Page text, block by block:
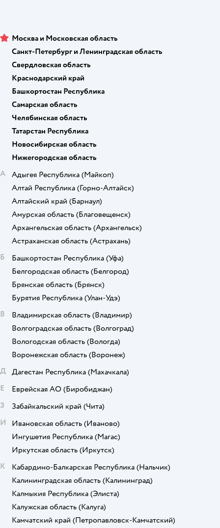
Москва и Московская область
Санкт-Петербург и Ленинградская область
Свердловская область
Краснодарский край
Башкортостан Республика
Самарская область
Челябинская область
Татарстан Республика
Новосибирская область
Нижегородская область
А
Адыгея Республика (Майкоп)
Алтай Республика (Горно-Алтайск)
Алтайский край (Барнаул)
Амурская область (Благовещенск)
Архангельская область (Архангельск)
Астраханская область (Астрахань)
Б
Башкортостан Республика (Уфа)
Белгородская область (Белгород)
Брянская область (Брянск)
Бурятия Республика (Улан-Удэ)
В
Владимирская область (Владимир)
Волгоградская область (Волгоград)
Вологодская область (Вологда)
Воронежская область (Воронеж)
Д Дагестан Республика (Махачкала)
Е
Еврейская АО (Биробиджан)
З
Забайкальский край (Чита)
И
Ивановская область (Иваново)
Ингушетия Республика (Магас)
Иркутская область (Иркутск)
К
Кабардино-Балкарская Республика (Нальчик)
Калининградская область (Калининград)
Калмыкия Республика (Элиста)
Калужская область (Калуга)
Камчатский край (Петропавловск-Камчатский)